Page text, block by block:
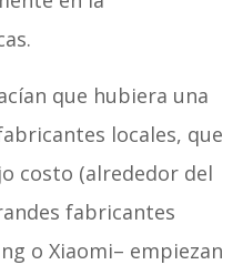
que hubiera una
locales, que
costo (alrededor del
fabricantes
o Xiaomi– empiezan